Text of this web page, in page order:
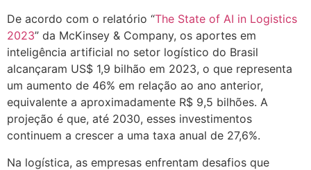
De acordo com o relatório “The State of AI in Logistics
2023” da McKinsey & Company, os aportes em
inteligência artificial no setor logístico do Brasil
alcançaram US$ 1,9 bilhão em 2023, o que representa
um aumento de 46% em relação ao ano anterior,
equivalente a aproximadamente R$ 9,5 bilhões. A
projeção é que, até 2030, esses investimentos
continuem a crescer a uma taxa anual de 27,6%.
Na logística, as empresas enfrentam desafios que